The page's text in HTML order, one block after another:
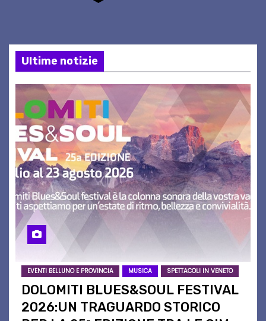
Ultime notizie
EVENTI BELLUNO E PROVINCIA MUSICA SPETTACOLI IN VENETO
DOLOMITI BLUES&SOUL FESTIVAL
2026:UN TRAGUARDO STORICO